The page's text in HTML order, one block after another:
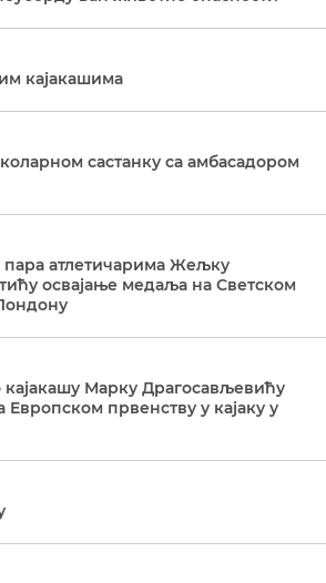
кајакашима
састанку са амбасадором
атлетичарима Жељку
освајање медаља на Светском
Марку Драгосављевићу
првенству у кајаку у